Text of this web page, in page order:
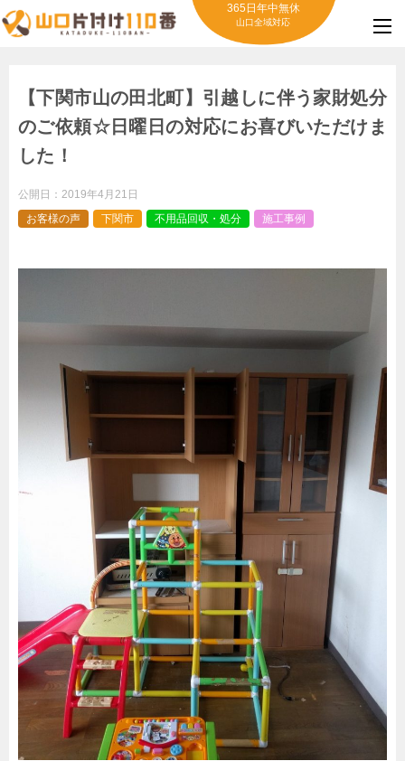
365日年中無休
山口全域対応
【下関市山の田北町】引越しに伴う家財処分
のご依頼☆日曜日の対応にお喜びいただけま
した！
公開日： 2019年4月21日
お客様の声
下関市 不用品回収・処分 施工事例